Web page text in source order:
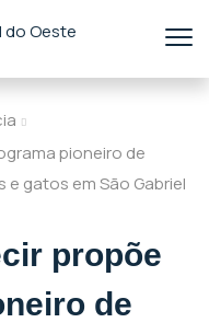
pioneiro de
gatos em São Gabriel
propõe
de